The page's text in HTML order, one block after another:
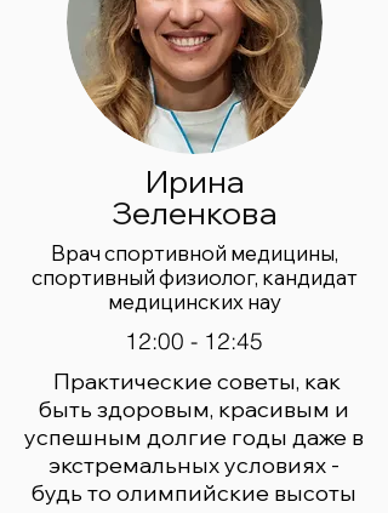
Ирина
Зеленкова
Врач спортивной медицины,
спортивный физиолог, кандидат
медицинских нау
12:00 - 12:45
Практические советы, как
быть здоровым, красивым и
успешным долгие годы даже в
экстремальных условиях -
будь то олимпийские высоты